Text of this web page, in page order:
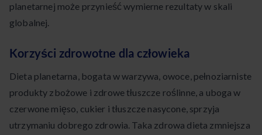
planetarnej może przynieść wymierne rezultaty w skali
globalnej.
Korzyści zdrowotne dla człowieka
Dieta planetarna, bogata w warzywa, owoce, pełnoziarniste
produkty zbożowe i zdrowe tłuszcze roślinne, a uboga w
czerwone mięso, cukier i tłuszcze nasycone, sprzyja
utrzymaniu dobrego zdrowia. Taka zdrowa dieta zmniejsza